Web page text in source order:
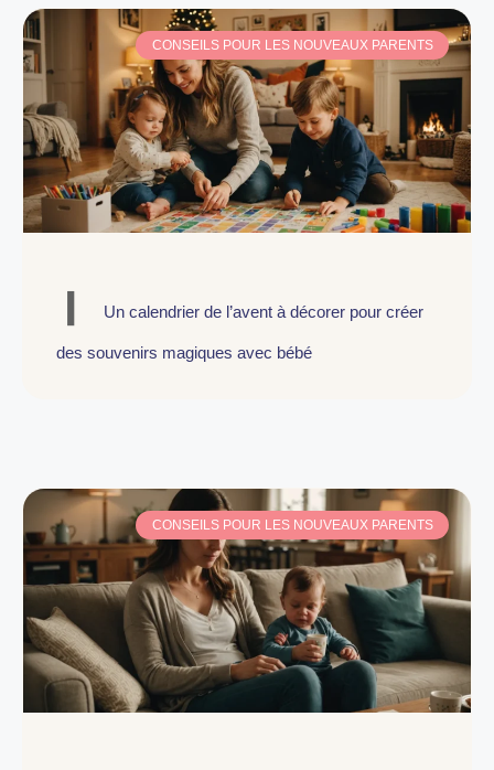
CONSEILS POUR LES NOUVEAUX PARENTS
Un calendrier de l’avent à décorer pour créer
des souvenirs magiques avec bébé
CONSEILS POUR LES NOUVEAUX PARENTS